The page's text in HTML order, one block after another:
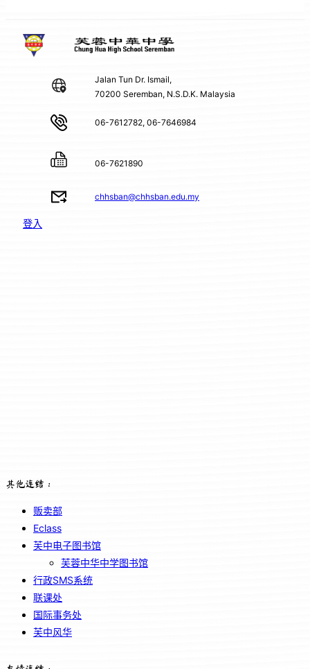
Jalan Tun Dr. Ismail,
70200 Seremban, N.S.D.K. Malaysia
06-7612782, 06-7646984
06-7621890
chhsban@chhsban.edu.my
登入
其他连结：
贩卖部
Eclass
芙中电子图书馆
芙蓉中华中学图书馆
行政SMS系统
联课处
国际事务处
芙中风华